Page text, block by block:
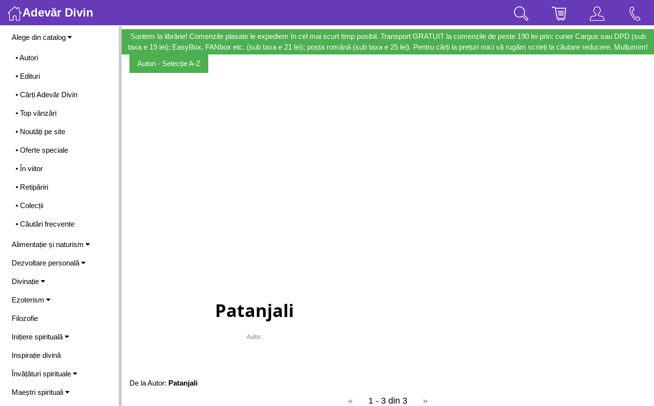
Adevăr Divin
Meniu
Alege din catalog
• Autori
• Edituri
• Cărți Adevăr Divin
• Top vânzări
• Noutăți pe site
• Oferte speciale
• În viitor
• Retipăriri
• Colecții
• Căutări frecvente
Alimentație și naturism
Dezvoltare personală
Divinație
Ezoterism
Filozofie
Inițiere spirituală
Inspirație divină
Învățături spirituale
Maeștri spirituali
Suntem la librărie! Comenzile plasate le expediem în cel mai scurt timp posibil. Transport GRATUIT la comenzile de peste 190 lei prin: curier Cargus sau DPD (sub
taxa e 19 lei); EasyBox, FANbox etc. (sub taxa e 21 lei); poșta română (sub taxa e 25 lei). Pentru cărți la prețuri mici vă rugăm scrieți la căutare reducere. Mulțumim!
Autori - Selecție A-Z
Patanjali
Autor:
De la Autor: Patanjali
« 1 - 3 din 3 »